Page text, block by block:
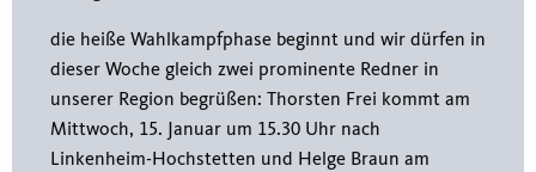
die heiße Wahlkampfphase beginnt und wir dürfen in
dieser Woche gleich zwei prominente Redner in
unserer Region begrüßen: Thorsten Frei kommt am
Mittwoch, 15. Januar um 15.30 Uhr nach
Linkenheim-Hochstetten und Helge Braun am